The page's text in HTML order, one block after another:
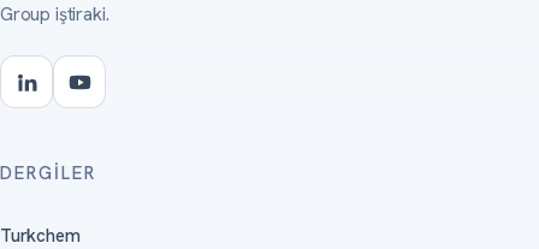
Group iştiraki.
DERGILER
Turkchem